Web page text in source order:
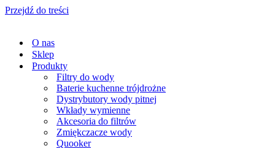
Przejdź do treści
O nas
Sklep
Produkty
Filtry do wody
Baterie kuchenne trójdrożne
Dystrybutory wody pitnej
Wkłady wymienne
Akcesoria do filtrów
Zmiękczacze wody
Quooker